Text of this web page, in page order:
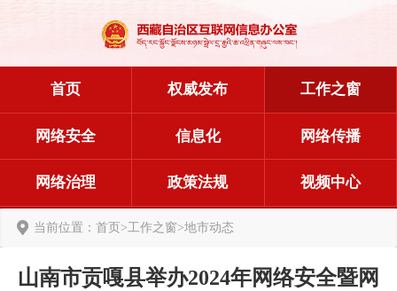
首页 权威发布 工作之窗
网络安全 信息化 网络传播
网络治理 政策法规 视频中心
当前位置： 首页>工作之窗>地市动态
山南市贡嘎县举办2024年网络安全暨网